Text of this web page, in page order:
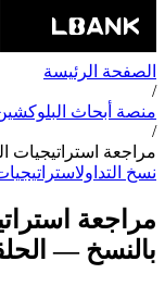
الصفحة الرئيسة
/
منصة أبحاث
/
مراجعة استراتيجيات
نسخ التداول
مراجعة
بالنسخ — الحلقة